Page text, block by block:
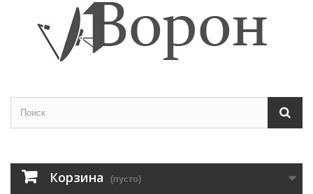
Корзина (пусто)